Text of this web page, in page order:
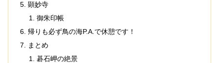
顕妙寺
御朱印帳
帰りも必ず鳥の海P.A.で休憩です！
まとめ
碁石岬の絶景